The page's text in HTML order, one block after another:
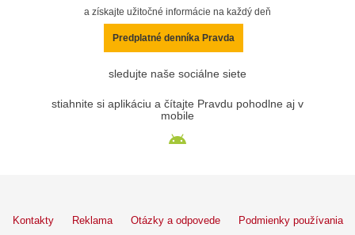
a získajte užitočné informácie na každý deň
Predplatné denníka Pravda
sledujte naše sociálne siete
stiahnite si aplikáciu a čítajte Pravdu pohodlne aj v
mobile
Kontakty Reklama Otázky a odpovede Podmienky používania